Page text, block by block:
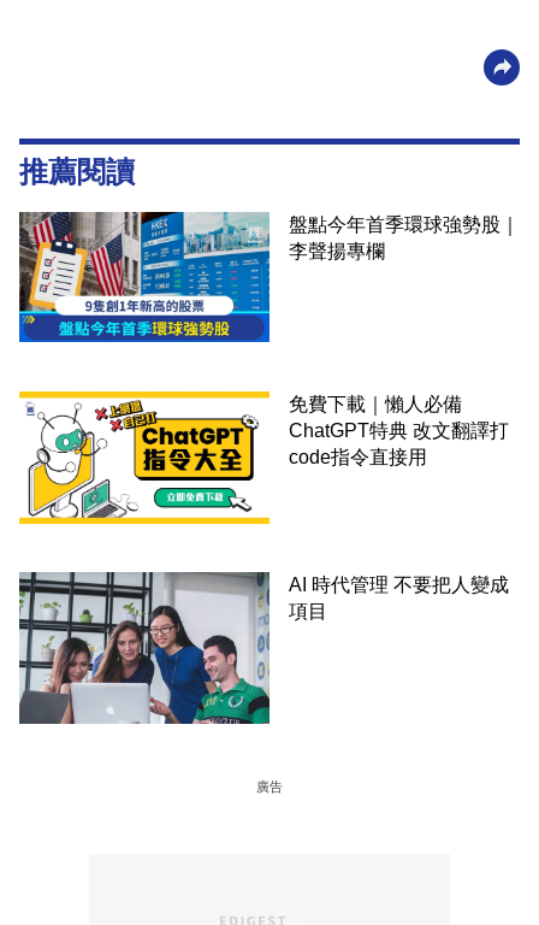
推薦閱讀
盤點今年首季環球強勢股｜
李聲揚專欄
免費下載｜懶人必備
ChatGPT特典 改文翻譯打
code指令直接用
AI 時代管理 不要把人變成
項目
廣告